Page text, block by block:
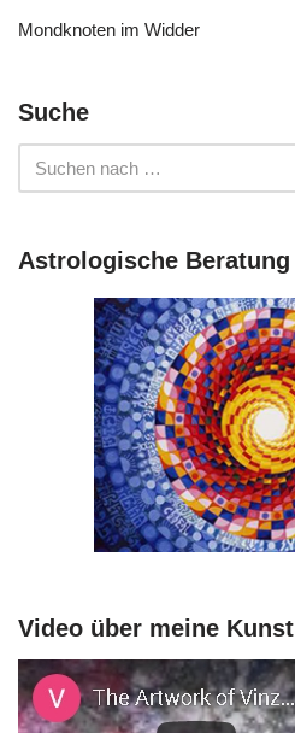
Mondknoten im Widder
Suche
Astrologische Beratung
Video über meine Kunst